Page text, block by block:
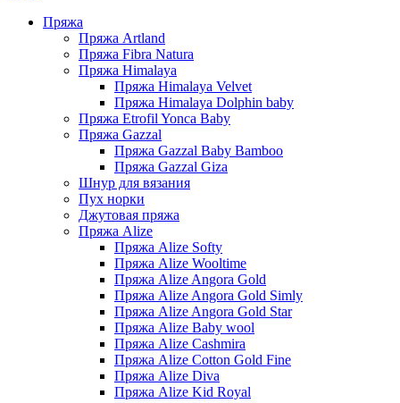
Пряжа
Пряжа Artland
Пряжа Fibra Natura
Пряжа Himalaya
Пряжа Himalaya Velvet
Пряжа Himalaya Dolphin baby
Пряжа Etrofil Yonca Baby
Пряжа Gazzal
Пряжа Gazzal Baby Bamboo
Пряжа Gazzal Giza
Шнур для вязания
Пух норки
Джутовая пряжа
Пряжа Alize
Пряжа Alize Softy
Пряжа Alize Wooltime
Пряжа Alize Angora Gold
Пряжа Alize Angora Gold Simly
Пряжа Alize Angora Gold Star
Пряжа Alize Baby wool
Пряжа Alize Cashmira
Пряжа Alize Cotton Gold Fine
Пряжа Alize Diva
Пряжа Alize Kid Royal